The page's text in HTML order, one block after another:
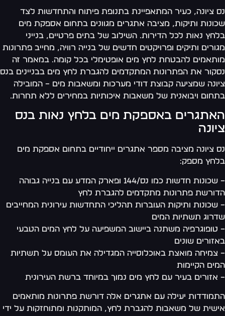
ציונה, כעיר המתאפיינת בתנופת פיתוח והתחדשות לצד
ותיקות, מציבה אתגרים מגוונים בתחום אספקת מים
נאות לכל הדירות. השילוב של בתים פרטיים, בנייני
ותיקים ופרויקטים חדשים של בנייה רוויה, מחייב פתרונות
להבטחת לחץ מים אופטימלי בכל קומה. במאמר זה
את הפתרונות המתקדמים להגברת לחץ מים בבניינים בנס
שמציעה קבוצת דודי מערכות ומשאבות מים – המובילה
ויבואנית של משאבות איכותיות במחירים ללא תחרות.
באספקת מים בלחץ נאות בנס
ציונה מציבה מספר אתגרים ייחודיים בתחום אספקת מים
מספק:
– שכונות חדשות כמו נס/144 ופארק המדע עם בנייה גבוהה
פתרונות מתקדמים להגברת לחץ
שכונות ותיקות העוברות תהליכי התחדשות עירונית המחייבים
תשתיות המים
טופוגרפיה משתנה ביישוב המשפיעה על לחץ המים הטבעי
שונים
צמיחה מואצת באוכלוסייה המגדילה את העומס על תשתיות
הקיימות
אזורים בעיר עם לחץ מים נמוך במיוחד ברשת העירונית
יעילה עם אתגרים אלה דורשת פתרונות מותאמים
של משאבות להגברת לחץ, המותקנות ומתוחזקות על ידי